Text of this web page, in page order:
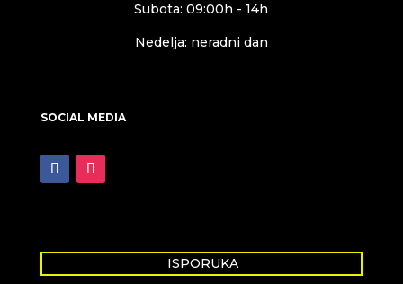
Subota: 09:00h - 14h
Nedelja: neradni dan
SOCIAL MEDIA
ISPORUKA